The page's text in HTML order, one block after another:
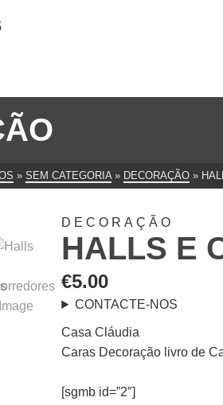
» SEM CATEGORIA » DECORAÇÃO »
DECORAÇÃO
HALLS E
€5.00
CONTACTE-NOS
Casa Cláudia
Caras Decoração livro de
[sgmb id=”2″]